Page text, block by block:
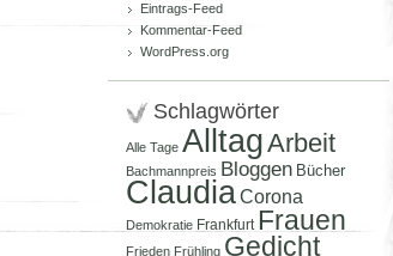
Eintrags-Feed
Kommentar-Feed
WordPress.org
Schlagwörter
Alle Tage AlltagArbeit
Bachmannpreis Bloggen Bücher
ClaudiaCorona
Demokratie Frankfurt Frauen
Frieden Frühling Gedicht